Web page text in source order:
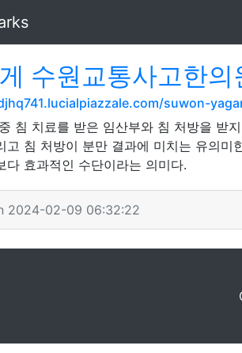
수원교통사고한의
suwon-
침 치료를 받은 임산부와 침 처방을 받
고 침 처방이 분만 결과에 미치는 유의
다 효과적인 수단이라는 의미다.
2024-02-09 06:32:22